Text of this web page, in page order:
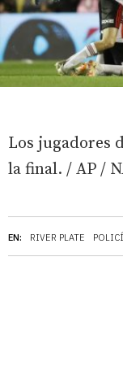
EN: RIVER PLATE
Los jugadores
la final. / AP /